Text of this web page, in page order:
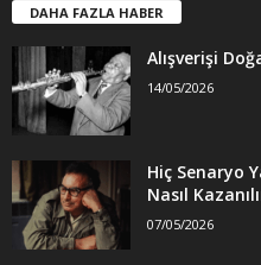
DAHA FAZLA HABER
Alışverişi
14/05/2026
Hiç Senaryo
Nasıl
07/05/2026